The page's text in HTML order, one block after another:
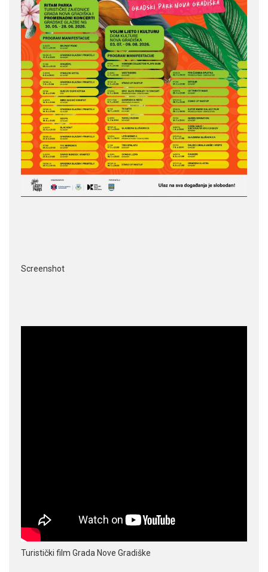
Screenshot
Turistički film Grada Nove Gradiške